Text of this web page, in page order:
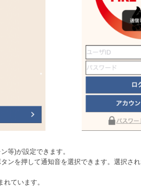
等)が設定できます。
ンを押して通知音を選択できます。選択さ
れています。